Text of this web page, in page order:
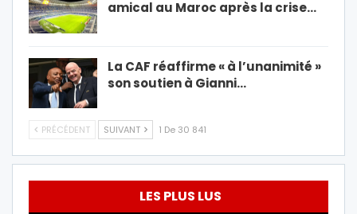
amical au Maroc après la crise…
La CAF réaffirme « à l’unanimité »
son soutien à Gianni…
PRÉCÉDENT SUIVANT 1 De 30 841
LES PLUS LUS